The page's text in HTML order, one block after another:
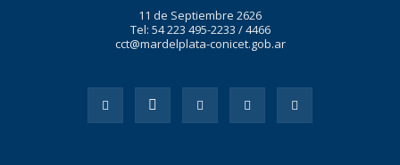
11 de Septiembre 2626
Tel: 54 223 495-2233 / 4466
cct@mardelplata-conicet.gob.ar